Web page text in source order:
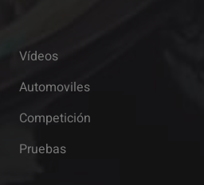
Vídeos
Automoviles
Competición
Pruebas